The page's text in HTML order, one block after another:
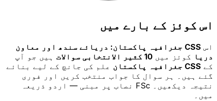
اس کوئز کے بارے میں
اس
CSS جغرافیہ پاکستان: دریائے سندھ اور معاون
دریا کوئز میں 10 کثیر الانتخابی سوالات ہیں جو آپ
کے CSS جغرافیہ پاکستان
علم کی جانچ کے لیے بنائے
گئے ہیں۔ ہر سوال کا جواب منتخب کریں اور فوری
نتیجہ دیکھیں۔ FSc نصاب پر مبنی — اردو ذریعہ
میں۔